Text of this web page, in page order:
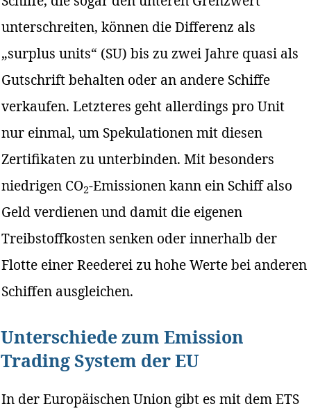
unterschreiten, können die Differenz als
„surplus units“ (SU) bis zu zwei Jahre quasi als
Gutschrift behalten oder an andere Schiffe
verkaufen. Letzteres geht allerdings pro Unit
nur einmal, um Spekulationen mit diesen
Zertifikaten zu unterbinden. Mit besonders
niedrigen CO2-Emissionen kann ein Schiff also
Geld verdienen und damit die eigenen
Treibstoffkosten senken oder innerhalb der
Flotte einer Reederei zu hohe Werte bei anderen
Schiffen ausgleichen.
Unterschiede zum Emission
Trading System der EU
In der Europäischen Union gibt es mit dem ETS